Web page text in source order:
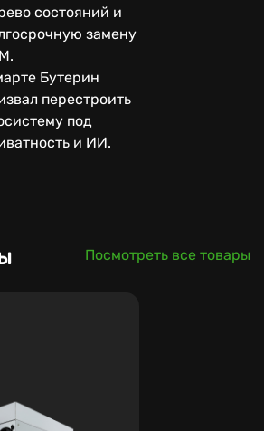
состояний и
замену
Бутерин
перестроить
под
и ИИ.
Посмотреть все товары